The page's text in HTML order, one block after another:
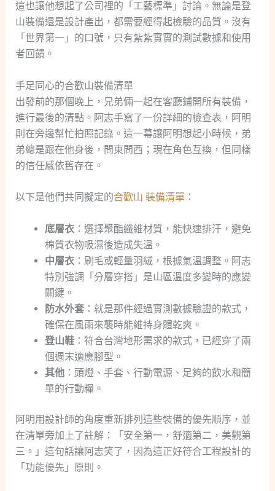
這也讓他想起了公司裡的「工藝標準」討論。無論是登
山裝備還是設計產出，都需要經得起檢驗的品質。沒有
「世界第一」的口號，只有紮紮實實的測試數據和使用
者回饋。
手足同心的合歡山裝備清單
出發前的那個晚上，兄弟倆一起在客廳鋪開所有裝備，
進行最後的清點。阿志手寫了一份詳細的檢查表，阿明
則在旁邊幫忙拍照記錄。這一幕讓阿明想起小時候，弟
弟總是跟在他身後，問東問西；現在角色互換，但同樣
的信任感依舊存在。
以下是他們共同擬定的合歡山 裝備清單 ：
底層衣：選擇聚酯纖維材質，能快速排汗，避免
棉質衣物吸濕後造成失溫。
中層衣：刷毛或輕量羽絨，根據氣溫調整。阿志
特別強調「分層穿搭」是山區溫度多變時的應變
關鍵。
防水外套：就是那件經過實測數據驗證的款式，
確保在風雨來襲時能維持身體乾爽。
登山鞋：符合台灣地形需求的款式，已經穿了兩
個週末適應腳型。
其他：頭燈、手套、行動電源、足夠的飲水和簡
單的行動糧。
阿明用設計師的角度重新排列這些裝備的優先順序，並
在清單旁加上了註解：「安全第一，舒適第二，美觀第
三。」這句話讓阿志笑了，因為這正好符合工程設計的
「功能優先」原則。